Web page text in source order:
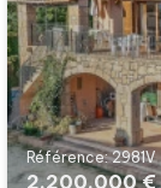
Référence: 2981V
2.200.000 €